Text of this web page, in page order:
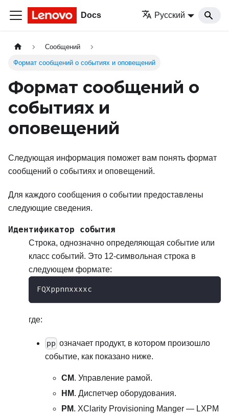
Docs Русский
Сообщений
Формат сообщений о событиях и оповещений
Формат сообщений о
событиях и
оповещений
Следующая информация поможет вам понять формат
сообщений о событиях и оповещений.
Для каждого сообщения о событии предоставлены
следующие сведения.
Идентификатор события
Строка, однозначно определяющая событие или
класс событий. Это 12-символьная строка в
следующем формате:
FQXppnnxxxxc
где:
pp означает продукт, в котором произошло
событие, как показано ниже.
CM. Управление рамой.
HM. Диспетчер оборудования.
PM. XClarity Provisioning Manger — LXPM